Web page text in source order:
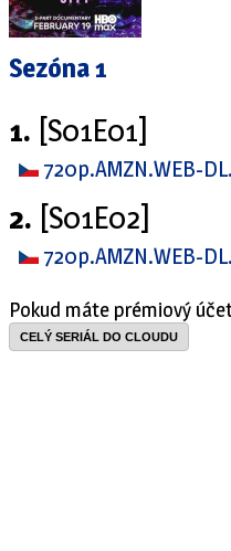
Sezóna 1
1. [S01E01]
720p.AMZN.WEB-
2. [S01E02]
720p.AMZN.WEB-
Pokud máte prémiový
CELÝ SERIÁL DO CLOUDU